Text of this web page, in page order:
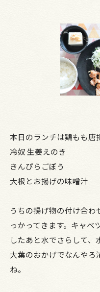
本日のランチは鶏もも唐
冷奴 生姜えのき
きんぴらごぼう
大根とお揚げの味噌汁
うちの揚げ物の付け合
っかってきます。キャベ
したあと水でさらして、
大葉のおかげでなんやろ
ね。